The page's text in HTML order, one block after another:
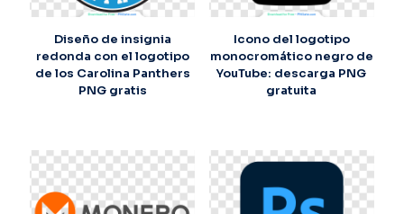
Diseño de insignia
redonda con el logotipo
de los Carolina Panthers
PNG gratis
Icono del logotipo
monocromático negro de
YouTube: descarga PNG
gratuita